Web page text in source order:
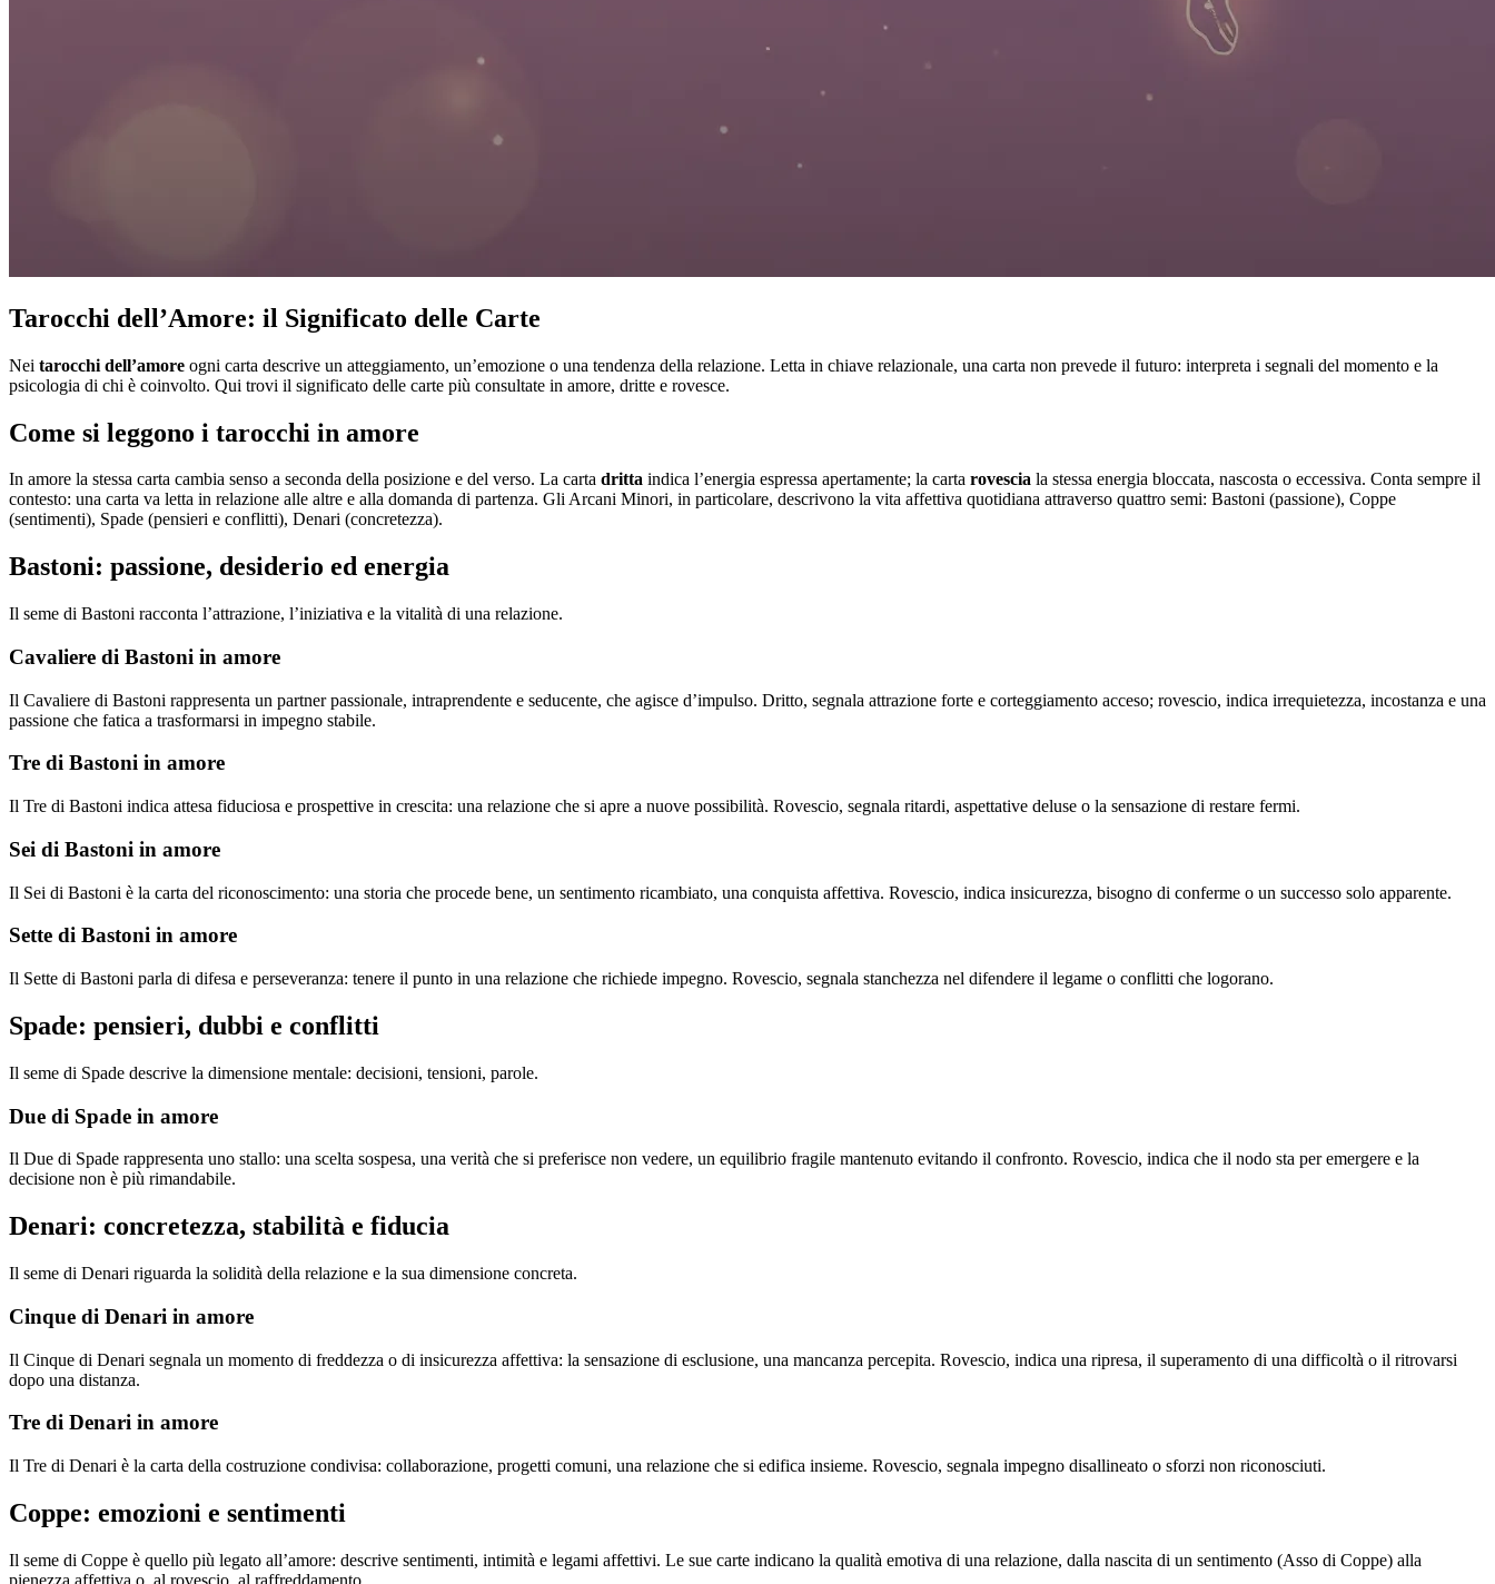
Tarocchi dell’Amore: il Significato delle Carte
Nei tarocchi dell’amore ogni carta descrive un atteggiamento, un’emozione o una tendenza della relazione. Letta in chiave relazionale, una carta non prevede il futuro: interpreta i segnali del momento e la
psicologia di chi è coinvolto. Qui trovi il significato delle carte più consultate in amore, dritte e rovesce.
Come si leggono i tarocchi in amore
In amore la stessa carta cambia senso a seconda della posizione e del verso. La carta dritta indica l’energia espressa apertamente; la carta rovescia la stessa energia bloccata, nascosta o eccessiva. Conta sempre il
contesto: una carta va letta in relazione alle altre e alla domanda di partenza. Gli Arcani Minori, in particolare, descrivono la vita affettiva quotidiana attraverso quattro semi: Bastoni (passione), Coppe
(sentimenti), Spade (pensieri e conflitti), Denari (concretezza).
Bastoni: passione, desiderio ed energia
Il seme di Bastoni racconta l’attrazione, l’iniziativa e la vitalità di una relazione.
Cavaliere di Bastoni in amore
Il Cavaliere di Bastoni rappresenta un partner passionale, intraprendente e seducente, che agisce d’impulso. Dritto, segnala attrazione forte e corteggiamento acceso; rovescio, indica irrequietezza, incostanza e una
passione che fatica a trasformarsi in impegno stabile.
Tre di Bastoni in amore
Il Tre di Bastoni indica attesa fiduciosa e prospettive in crescita: una relazione che si apre a nuove possibilità. Rovescio, segnala ritardi, aspettative deluse o la sensazione di restare fermi.
Sei di Bastoni in amore
Il Sei di Bastoni è la carta del riconoscimento: una storia che procede bene, un sentimento ricambiato, una conquista affettiva. Rovescio, indica insicurezza, bisogno di conferme o un successo solo apparente.
Sette di Bastoni in amore
Il Sette di Bastoni parla di difesa e perseveranza: tenere il punto in una relazione che richiede impegno. Rovescio, segnala stanchezza nel difendere il legame o conflitti che logorano.
Spade: pensieri, dubbi e conflitti
Il seme di Spade descrive la dimensione mentale: decisioni, tensioni, parole.
Due di Spade in amore
Il Due di Spade rappresenta uno stallo: una scelta sospesa, una verità che si preferisce non vedere, un equilibrio fragile mantenuto evitando il confronto. Rovescio, indica che il nodo sta per emergere e la
decisione non è più rimandabile.
Denari: concretezza, stabilità e fiducia
Il seme di Denari riguarda la solidità della relazione e la sua dimensione concreta.
Cinque di Denari in amore
Il Cinque di Denari segnala un momento di freddezza o di insicurezza affettiva: la sensazione di esclusione, una mancanza percepita. Rovescio, indica una ripresa, il superamento di una difficoltà o il ritrovarsi
dopo una distanza.
Tre di Denari in amore
Il Tre di Denari è la carta della costruzione condivisa: collaborazione, progetti comuni, una relazione che si edifica insieme. Rovescio, segnala impegno disallineato o sforzi non riconosciuti.
Coppe: emozioni e sentimenti
Il seme di Coppe è quello più legato all’amore: descrive sentimenti, intimità e legami affettivi. Le sue carte indicano la qualità emotiva di una relazione, dalla nascita di un sentimento (Asso di Coppe) alla
pienezza affettiva o, al rovescio, al raffreddamento.